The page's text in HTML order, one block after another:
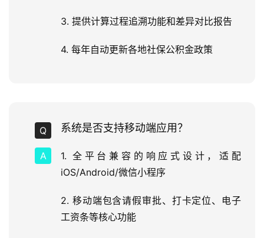
3. 提供计算过程追溯功能和差异对比报告
4. 每年自动更新各地社保公积金政策
系统是否支持移动端应用？
1. 全平台兼容的响应式设计，适配
iOS/Android/微信小程序
2. 移动端包含请假审批、打卡定位、电子
工资条等核心功能